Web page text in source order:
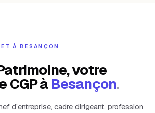
À BESANÇON
votre
CGP à Besançon.
d’entreprise, cadre dirigeant, profession